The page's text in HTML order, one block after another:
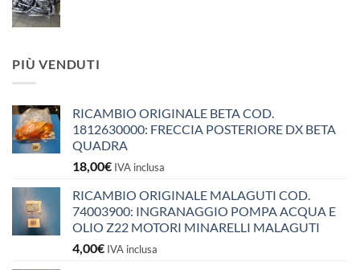
PIÙ VENDUTI
RICAMBIO ORIGINALE BETA COD.
1812630000: FRECCIA POSTERIORE DX BETA
QUADRA
18,00€ IVA inclusa
RICAMBIO ORIGINALE MALAGUTI COD.
74003900: INGRANAGGIO POMPA ACQUA E
OLIO Z22 MOTORI MINARELLI MALAGUTI
4,00€ IVA inclusa